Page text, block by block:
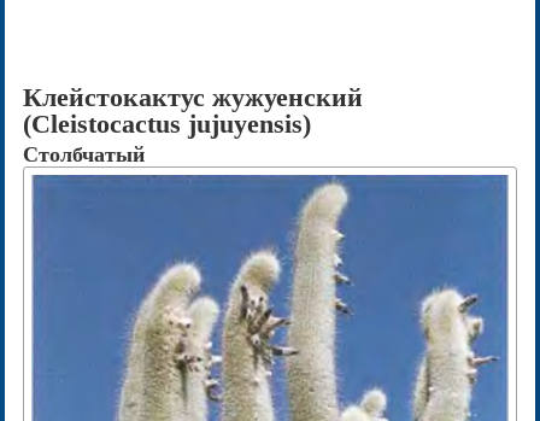
Клейстокактус жужуенский
(Cleistocactus jujuyensis)
Столбчатый